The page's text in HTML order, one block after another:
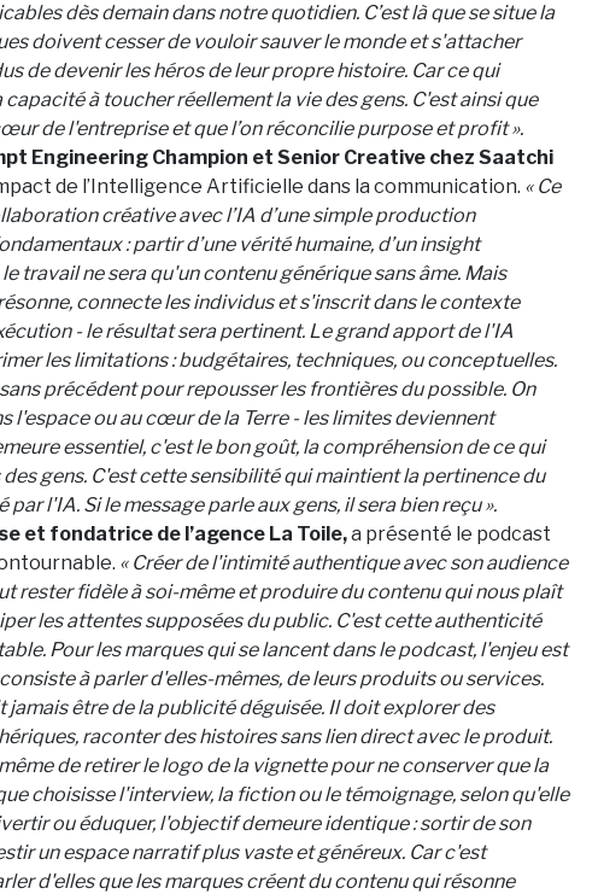
dès demain dans notre quotidien. C’est là que se situe la
doivent cesser de vouloir sauver le monde et s'attacher
de devenir les héros de leur propre histoire. Car ce qui
à toucher réellement la vie des gens. C'est ainsi que
de l'entreprise et que l’on réconcilie purpose et profit ».
Engineering Champion et Senior Creative chez Saatchi
de l’Intelligence Artificielle dans la communication. « Ce
créative avec l’IA d’une simple production
: partir d’une vérité humaine, d’un insight
travail ne sera qu'un contenu générique sans âme. Mais
connecte les individus et s'inscrit dans le contexte
- le résultat sera pertinent. Le grand apport de l'IA
les limitations : budgétaires, techniques, ou conceptuelles.
précédent pour repousser les frontières du possible. On
l'espace ou au cœur de la Terre - les limites deviennent
essentiel, c'est le bon goût, la compréhension de ce qui
gens. C'est cette sensibilité qui maintient la pertinence du
l'IA. Si le message parle aux gens, il sera bien reçu ».
et fondatrice de l’agence La Toile,a présenté le podcast
« Créer de l'intimité authentique avec son audience
rester fidèle à soi-même et produire du contenu qui nous plaît
les attentes supposées du public. C'est cette authenticité
Pour les marques qui se lancent dans le podcast, l'enjeu est
à parler d'elles-mêmes, de leurs produits ou services.
jamais être de la publicité déguisée. Il doit explorer des
raconter des histoires sans lien direct avec le produit.
de retirer le logo de la vignette pour ne conserver que la
choisisse l'interview, la fiction ou le témoignage, selon qu'elle
ou éduquer, l'objectif demeure identique : sortir de son
un espace narratif plus vaste et généreux. Car c'est
d'elles que les marques créent du contenu qui résonne